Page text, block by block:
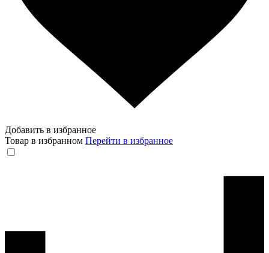
Добавить в избранное
Товар в избранном Перейти в избранное